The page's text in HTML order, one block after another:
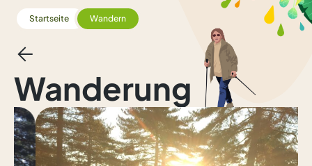
Startseite Wandern
Wanderung